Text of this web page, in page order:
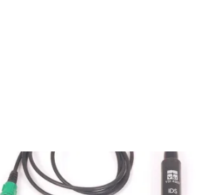
utilizado con
IDS MULTILAB sondas y accesorios